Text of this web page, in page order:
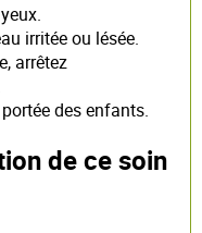
irritée ou lésée.
arrêtez
des enfants.
de ce soin